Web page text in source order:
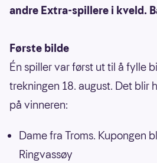
andre Extra-spillere i kveld.
Første bilde
Én spiller var først ut til å fylle
trekningen 18. august. Det blir
på vinneren:
Dame fra Troms. Kupongen
Ringvassøy